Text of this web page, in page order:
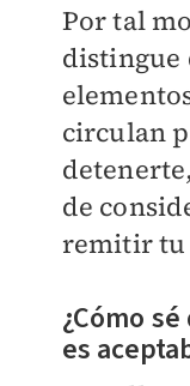
Por tal
distingue
circulan
de
remitir tu
¿Cómo
es